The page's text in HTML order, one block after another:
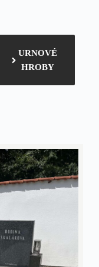
URNOVÉ
HROBY